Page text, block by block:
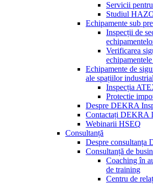
Servicii
Studiul
Echipamente sub
Inspecții de
Verificarea
Echipamente de
ale spațiilor
Inspecția
Protectie
Despre DEKRA
Contactați DEKRA
Webinarii HSEQ
Consultanță
Despre consultanța
Consultanță de
Coaching în
de training
Centru de